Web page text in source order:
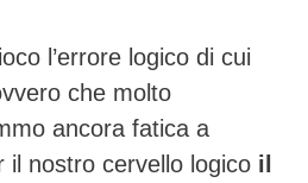
l’errore logico di cui
che molto
ancora fatica a
il nostro cervello logico il